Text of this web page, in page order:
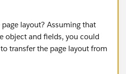
layout? Assuming that
object and fields, you could
transfer the page layout from